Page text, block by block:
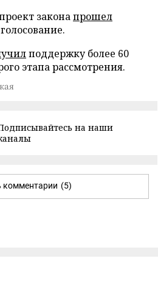
законапрошел
поддержку более 60
этапа рассмотрения.
на наши
комментарии (5)